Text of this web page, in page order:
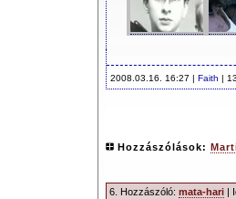
2008.03.16. 16:27 | Faith |
Hozzászólások:
6. Hozzászóló: mata-hari |